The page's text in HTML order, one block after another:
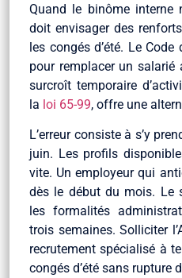
Quand le binôme interne
doit envisager des
les congés d’été. Le
pour remplacer un
surcroît temporaire
la loi 65-99, offre une
L’erreur consiste à s’y
juin. Les profils
vite. Un employeur qui
dès le début du mois. Le
les formalités
trois semaines. Solliciter
recrutement spécialisé à
congés d’été sans rupture